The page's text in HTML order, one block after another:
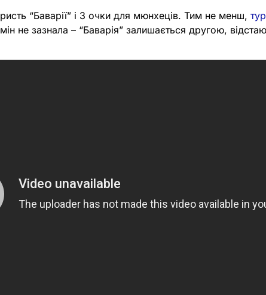
“Баварії” і 3 очки для мюнхеців. Тим не менш,
не зазнала – “Баварія” залишається другою,